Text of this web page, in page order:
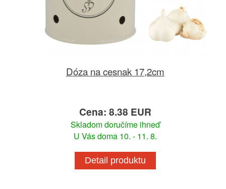
Dóza na cesnak 17,2cm
Cena: 8.38 EUR
Skladom doručíme ihneď
U Vás doma 10. - 11. 8.
Detail produktu